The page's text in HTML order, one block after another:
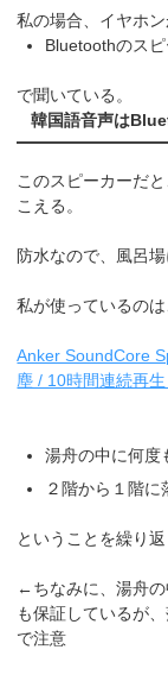
私の場合、イヤホ
Bluetoothのス
で聞いている。
韓国語音声は
このスピーカーだ
こえる。
防水なので、風呂場
私が使っているの
Anker SoundCore
塵 / 10時間連続再生
湯舟の中に何度
２階から１階に
ということを繰り
←ちなみに、湯舟
も保証しているが
で注意